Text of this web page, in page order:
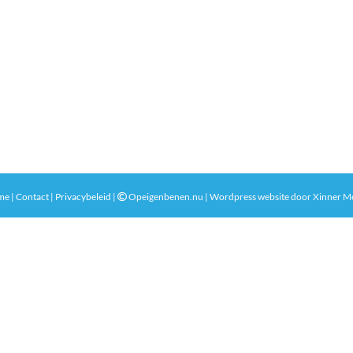
| Contact | Privacybeleid | Opeigenbenen.nu | Wordpress website doorXinner